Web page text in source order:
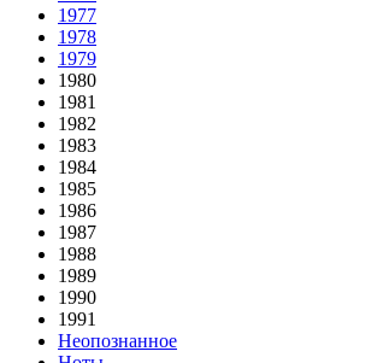
1977
1978
1979
1980
1981
1982
1983
1984
1985
1986
1987
1988
1989
1990
1991
Неопознанное